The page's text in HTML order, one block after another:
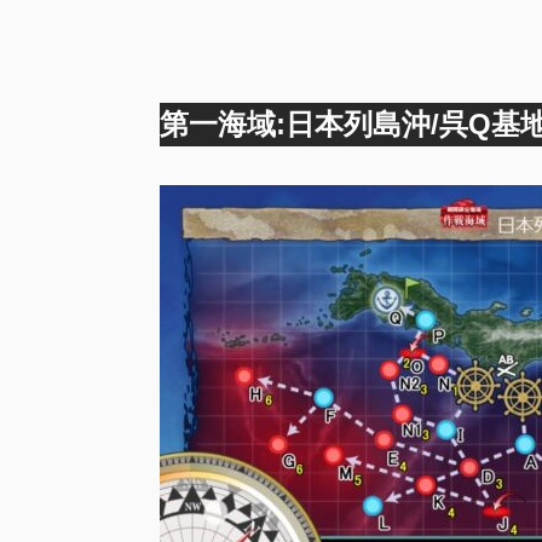
第一海域:日本列島沖/呉Q基